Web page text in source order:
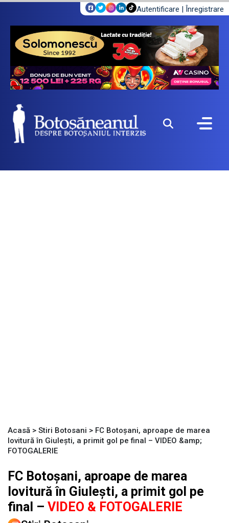
Autentificare | Înregistrare
Acasă > Stiri Botosani > FC Botoșani, aproape de marea
lovitură în Giulești, a primit gol pe final – VIDEO &amp;
FOTOGALERIE
FC Botoșani, aproape de marea
lovitură în Giulești, a primit gol pe
final – VIDEO & FOTOGALERIE